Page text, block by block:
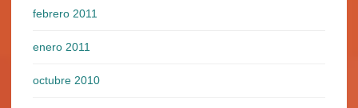
febrero 2011
enero 2011
octubre 2010